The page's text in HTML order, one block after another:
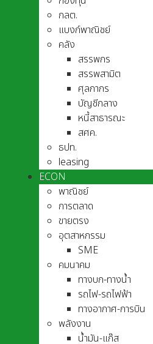
กลต.
แบงก์พาณิชย์
คลัง
สรรพกร
สรรพสามิต
ศุลกากร
บัญชีกลาง
หนี้สาธารณะ
สศค.
ธปท.
leasing
ECON
พาณิชย์
การตลาด
ขายตรง
อุตสาหกรรม
SME
คมนาคม
ทางบก-ทางน้ำ
รถไฟ-รถไฟฟ้า
ทางอากาศ-การบิน
พลังงาน
น้ำมัน-แก๊ส